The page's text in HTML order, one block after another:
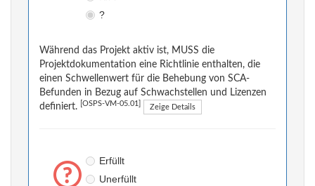
?
Während das Projekt aktiv ist, MUSS die
Projektdokumentation eine Richtlinie enthalten, die
einen Schwellenwert für die Behebung von SCA-
Befunden in Bezug auf Schwachstellen und Lizenzen
definiert.
[OSPS-VM-05.01] Zeige Details
Erfüllt
Unerfüllt